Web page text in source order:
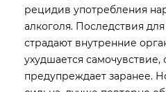
рецидив употребления
алкоголя. Последствия
страдают внутренние
ухудшается самочувствие,
предупреждает заранее.